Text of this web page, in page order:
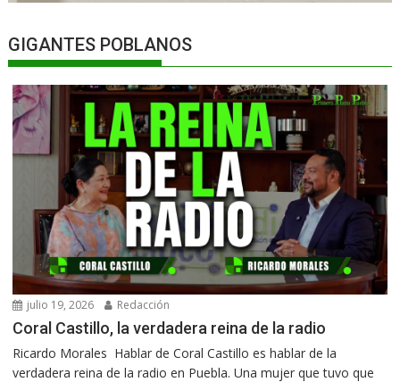
GIGANTES POBLANOS
julio 19, 2026 Redacción
Coral Castillo, la verdadera reina de la radio
Ricardo Morales Hablar de Coral Castillo es hablar de la
verdadera reina de la radio en Puebla. Una mujer que tuvo que